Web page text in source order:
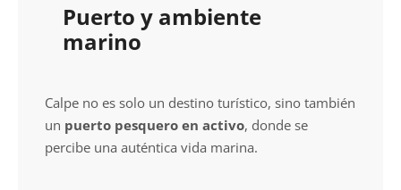
Puerto y ambiente
marino
Calpe no es solo un destino turístico, sino también
un puerto pesquero en activo, donde se
percibe una auténtica vida marina.